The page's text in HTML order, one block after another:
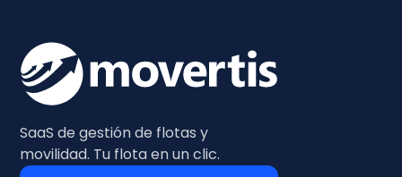
SaaS de gestión de flotas y
movilidad. Tu flota en un clic.